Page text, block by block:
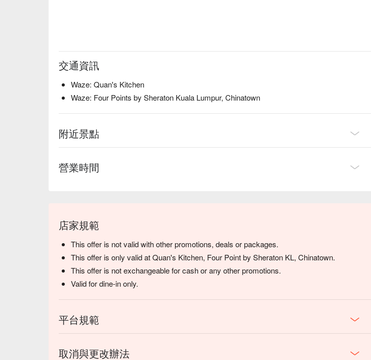
交通資訊
Waze: Quan's Kitchen
Waze: Four Points by Sheraton Kuala Lumpur, Chinatown
附近景點
營業時間
店家規範
This offer is not valid with other promotions, deals or packages.
This offer is only valid at Quan's Kitchen, Four Point by Sheraton KL, Chinatown.
This offer is not exchangeable for cash or any other promotions.
Valid for dine-in only.
平台規範
取消與更改辦法